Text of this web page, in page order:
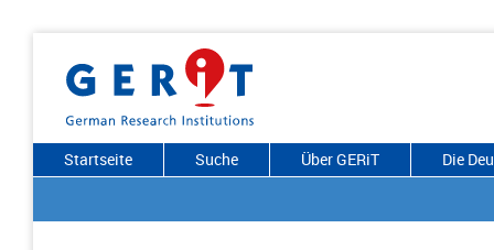
Startseite Suche Über GERiT Die